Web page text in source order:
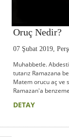
Oruç Nedir?
07 Şubat 2019,
Muhabbetle.
tutarız Ramazana
Matem orucu aç ve
Ramazan'a
DETAY